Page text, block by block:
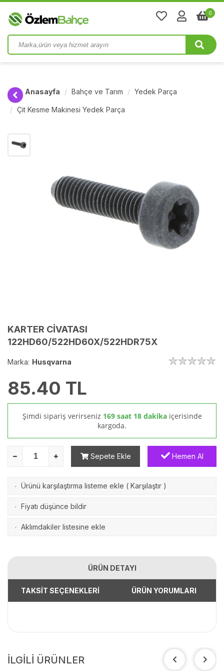
0
Anasayfa Bahçe ve Tarım Yedek Parça
Çit Kesme Makinesi Yedek Parça
KARTER CİVATASI
122HD60/522HD60X/522HDR75X
Marka: Husqvarna
85.40 TL
Şimdi sipariş verirseniz 169 saat 18 dakika içerisinde
kargoda.
Sepete Ekle Hemen Al
· Ürünü karşılaştırma listeme ekle ( Karşılaştır )
· Fiyatı düşünce bildir
· Aklımdakiler listesine ekle
ÜRÜN DETAYI
TAKSİT SEÇENEKLERİ ÜRÜN YORUMLARI
İLGİLİ ÜRÜNLER